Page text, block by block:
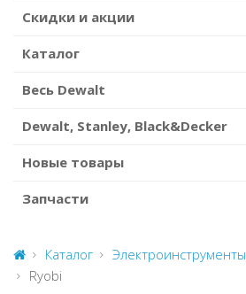
Скидки и акции
Каталог
Весь Dewalt
Dewalt, Stanley, Black&Decker
Новые товары
Запчасти
Каталог Электроинструменты
Ryobi